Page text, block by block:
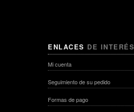
ENLACES DE INTERÉS
Mi cuenta
Seguimiento de su pedido
Formas de pago